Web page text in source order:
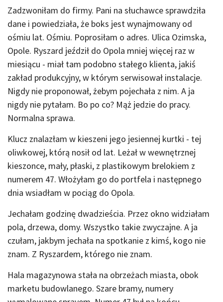
Zadzwoniłam do firmy. Pani na słuchawce sprawdziła
dane i powiedziała, że boks jest wynajmowany od
ośmiu lat. Ośmiu. Poprosiłam o adres. Ulica Ozimska,
Opole. Ryszard jeździł do Opola mniej więcej raz w
miesiącu - miał tam podobno stałego klienta, jakiś
zakład produkcyjny, w którym serwisował instalacje.
Nigdy nie proponował, żebym pojechała z nim. A ja
nigdy nie pytałam. Bo po co? Mąż jedzie do pracy.
Normalna sprawa.
Klucz znalazłam w kieszeni jego jesiennej kurtki - tej
oliwkowej, którą nosił od lat. Leżał w wewnętrznej
kieszonce, mały, płaski, z plastikowym brelokiem z
numerem 47. Włożyłam go do portfela i następnego
dnia wsiadłam w pociąg do Opola.
Jechałam godzinę dwadzieścia. Przez okno widziałam
pola, drzewa, domy. Wszystko takie zwyczajne. A ja
czułam, jakbym jechała na spotkanie z kimś, kogo nie
znam. Z Ryszardem, którego nie znam.
Hala magazynowa stała na obrzeżach miasta, obok
marketu budowlanego. Szare bramy, numery